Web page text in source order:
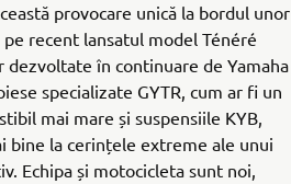
provocare unică la bordul unor
recent lansatul model Ténéré
dezvoltate în continuare de Yamaha
specializate GYTR, cum ar fi un
mai mare și suspensiile KYB,
bine la cerințele extreme ale unui
Echipa și motocicleta sunt noi,